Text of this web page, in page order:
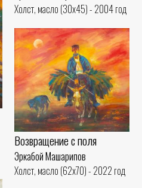
Холст, масло (30x45) - 2004 год
Возвращение с поля
Эркабой Машарипов
Холст, масло (62x70) - 2022 год